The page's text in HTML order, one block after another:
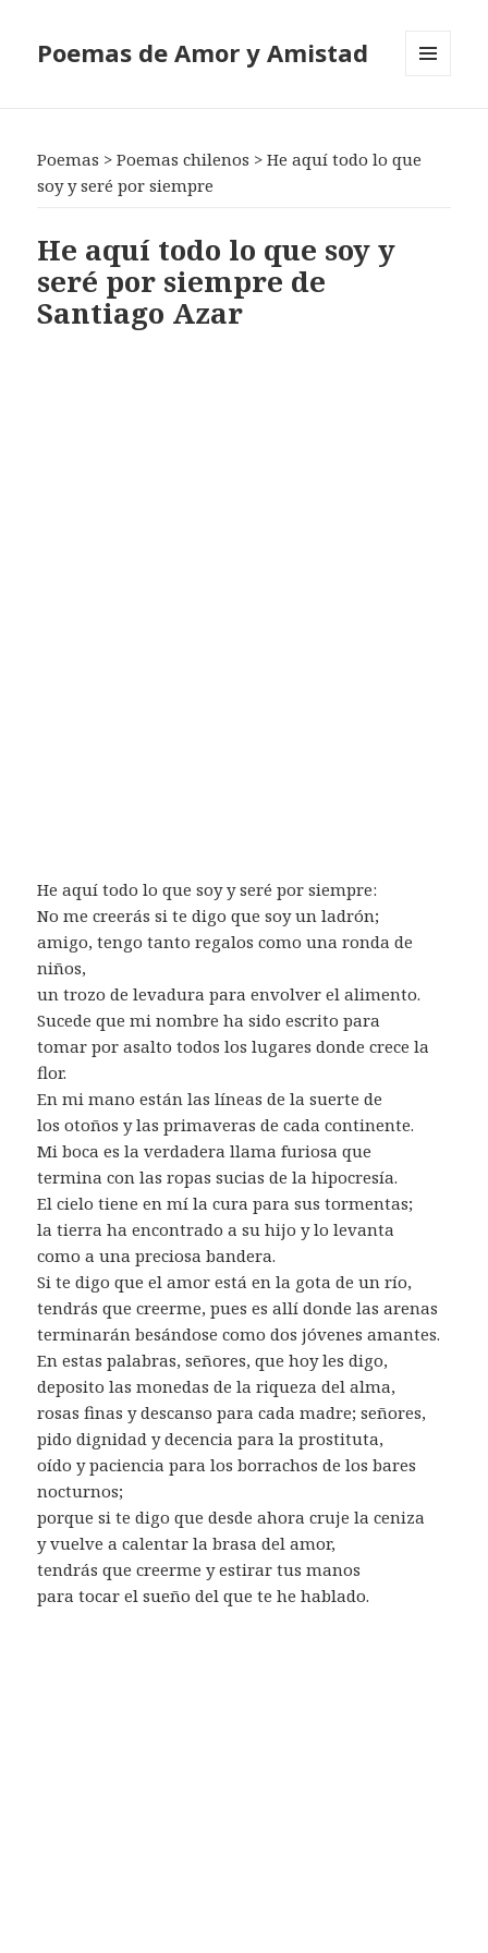
Poemas de Amor y Amistad
Poemas >Poemas chilenos >He aquí todo lo que
soy y seré por siempre
He aquí todo lo que soy y
seré por siempre de
Santiago Azar
He aquí todo lo que soy y seré por siempre:
No me creerás si te digo que soy un ladrón;
amigo, tengo tanto regalos como una ronda de
niños,
un trozo de levadura para envolver el alimento.
Sucede que mi nombre ha sido escrito para
tomar por asalto todos los lugares donde crece la
flor.
En mi mano están las líneas de la suerte de
los otoños y las primaveras de cada continente.
Mi boca es la verdadera llama furiosa que
termina con las ropas sucias de la hipocresía.
El cielo tiene en mí la cura para sus tormentas;
la tierra ha encontrado a su hijo y lo levanta
como a una preciosa bandera.
Si te digo que el amor está en la gota de un río,
tendrás que creerme, pues es allí donde las arenas
terminarán besándose como dos jóvenes amantes.
En estas palabras, señores, que hoy les digo,
deposito las monedas de la riqueza del alma,
rosas finas y descanso para cada madre; señores,
pido dignidad y decencia para la prostituta,
oído y paciencia para los borrachos de los bares
nocturnos;
porque si te digo que desde ahora cruje la ceniza
y vuelve a calentar la brasa del amor,
tendrás que creerme y estirar tus manos
para tocar el sueño del que te he hablado.